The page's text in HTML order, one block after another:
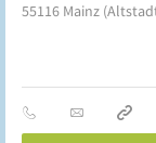
55116 Mainz